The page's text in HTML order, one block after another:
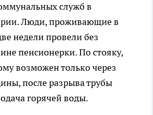
служб в
Люди, проживающие в
недели провели без
пенсионерки. По стояку,
возможен только через
после разрыва трубы
горячей воды.